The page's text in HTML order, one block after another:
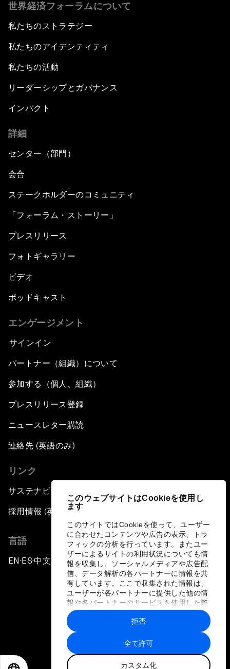
このウェブサイトはCookieを使用し
ます
このサイトではCookieを使って、ユーザー
に合わせたコンテンツや広告の表示、トラ
フィックの分析を行っています。またユー
ザーによるサイトの利用状況についても情
報を収集し、ソーシャルメディアや広告配
信、データ解析の各パートナーに情報を共
有しています。ここで収集された情報は、
ユーザーが各パートナーに提供した他の情
報や各パートナーのサービスを使用した際
に収集された情報と組み合わされ、各パー
トナーによって使用されることがありま
す。
全て許可
カスタム化
拒否
世界経済フォーラムについて
私たちのストラテジー
私たちのアイデンティティ
私たちの活動
リーダーシップとガバナンス
インパクト
詳細
センター（部門）
会合
ステークホルダーのコミュニティ
「フォーラム・ストーリー」
プレスリリース
フォトギャラリー
ビデオ
ポッドキャスト
エンゲージメント
サインイン
パートナー（組織）について
参加する（個人、組織）
プレスリリース登録
ニュースレター購読
連絡先 (英語のみ)
リンク
サステナビリティへの取り組み
採用情報 (英語のみ)
言語
EN ▪ES▪中文▪ 日本語
プライバシーポリシーと利用規約
サイトマップ